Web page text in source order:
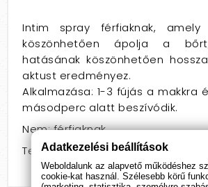
Intim spray férfiaknak, amely
köszönhetően ápolja a
hatásának köszönhetően
aktust eredményez.
Alkalmazása: 1-3 fújás a makkra
másodperc alatt beszívódik.
Nem: férfiaknak
Termékcsoport: spray
Adatkezelési beállítások
Weboldalunk az alapvető működéshez
cookie-kat használ. Szélesebb körű